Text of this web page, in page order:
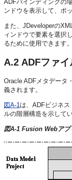
ADFバインディングの
ンドウを表示して、ポ
また、JDeveloperの
ィンドウで要素を選択
るために使用できます。
A.2 ADFファイ
Oracle ADFメタデータ
義されます。
図A-1は、ADFビジネ
ルの階層構造を示してい
図A-1 Fusion Webアプ